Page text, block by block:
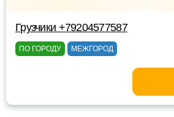
Грузчики +79204577587
ПО ГОРОДУ МЕЖГОРОД